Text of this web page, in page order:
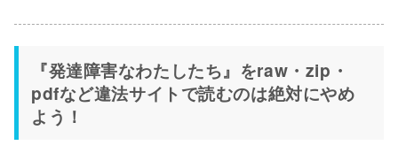
『発達障害なわたしたち』をraw・zip・
pdfなど違法サイトで読むのは絶対にやめ
よう！